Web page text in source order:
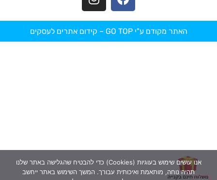
האתר מקודם ע"י GO TOP – קידום אתרים לעסקים
אנו עושים שימוש בעוגיות (Cookies) כדי להבטיח שהגלישה באתר שלנו
תהיה נוחה, מותאמת ואיכותית עבורך. המשך השימוש באתר ייחשב